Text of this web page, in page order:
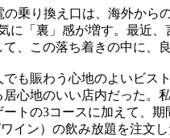
の乗り換え口は、海外から
に「裏」感が増す。最近
、この落ち着きの中に、
も賑わう心地のよいビス
心地のいい店内だった。
トの3コースに加えて、
イン）の飲み放題を注文